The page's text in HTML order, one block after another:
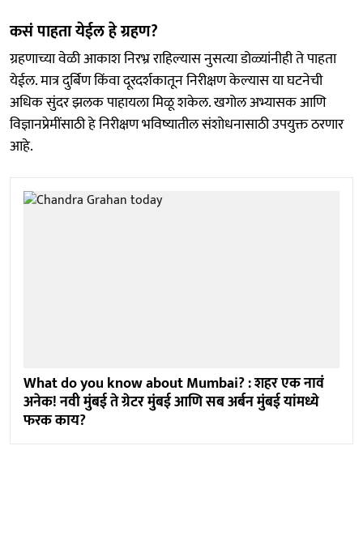
कसं पाहता येईल हे ग्रहण?
ग्रहणाच्या वेळी आकाश निरभ्र राहिल्यास नुसत्या डोळ्यांनीही ते पाहता
येईल. मात्र दुर्बिण किंवा दूरदर्शकातून निरीक्षण केल्यास या घटनेची
अधिक सुंदर झलक पाहायला मिळू शकेल. खगोल अभ्यासक आणि
विज्ञानप्रेमींसाठी हे निरीक्षण भविष्यातील संशोधनासाठी उपयुक्त ठरणार
आहे.
What do you know about Mumbai? : शहर एक नावं
अनेक! नवी मुंबई ते ग्रेटर मुंबई आणि सब अर्बन मुंबई यांमध्ये
फरक काय?